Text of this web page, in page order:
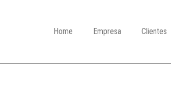
Home Empresa Clientes